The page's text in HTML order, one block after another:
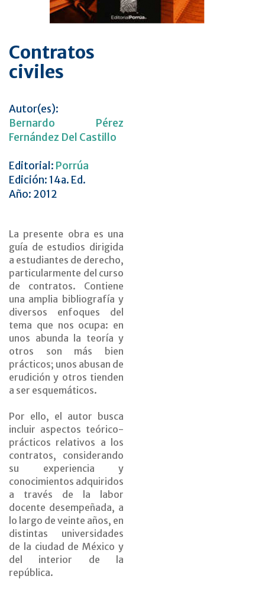
Contratos
civiles
Autor(es):
Bernardo Pérez
Fernández Del Castillo
Editorial: Porrúa
Edición: 14a. Ed.
Año: 2012
La presente obra es una
guía de estudios dirigida
a estudiantes de derecho,
particularmente del curso
de contratos. Contiene
una amplia bibliografía y
diversos enfoques del
tema que nos ocupa: en
unos abunda la teoría y
otros son más bien
prácticos; unos abusan de
erudición y otros tienden
a ser esquemáticos.
Por ello, el autor busca
incluir aspectos teórico-
prácticos relativos a los
contratos, considerando
su experiencia y
conocimientos adquiridos
a través de la labor
docente desempeñada, a
lo largo de veinte años, en
distintas universidades
de la ciudad de México y
del interior de la
república.